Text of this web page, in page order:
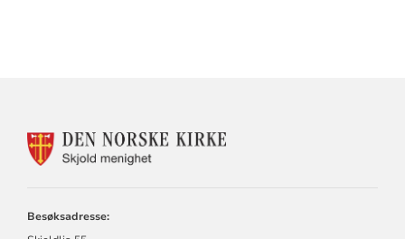
KONTAKTINFORMASJON
Besøksadresse: